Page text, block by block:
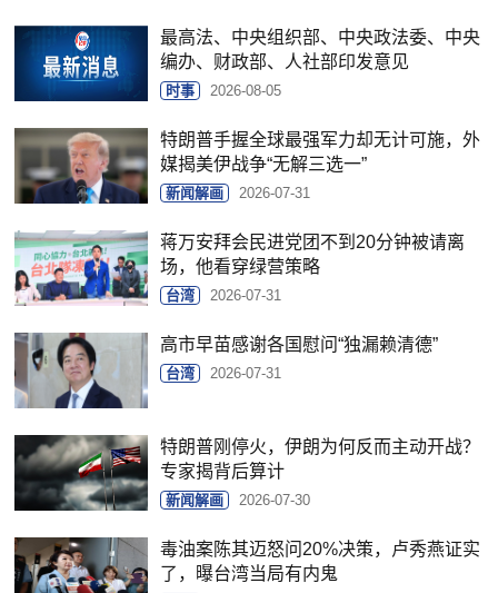
最高法、中央组织部、中央政法委、中央
编办、财政部、人社部印发意见
时事 2026-08-05
特朗普手握全球最强军力却无计可施，外
媒揭美伊战争“无解三选一”
新闻解画 2026-07-31
蒋万安拜会民进党团不到20分钟被请离
场，他看穿绿营策略
台湾 2026-07-31
高市早苗感谢各国慰问“独漏赖清德”
台湾 2026-07-31
特朗普刚停火，伊朗为何反而主动开战？
专家揭背后算计
新闻解画 2026-07-30
毒油案陈其迈怒问20%决策，卢秀燕证实
了，曝台湾当局有内鬼